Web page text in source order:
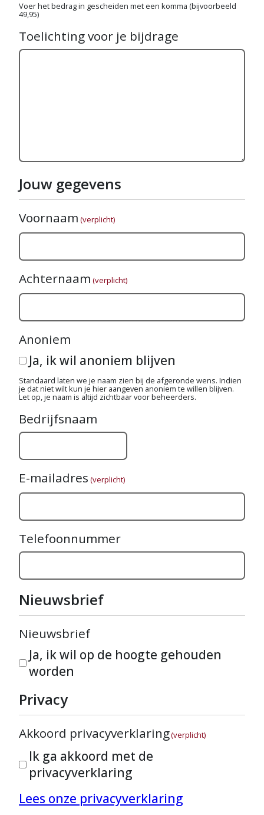
Voer het bedrag in gescheiden met een komma (bijvoorbeeld
49,95)
Toelichting voor je bijdrage
Jouw gegevens
Voornaam (verplicht)
Achternaam (verplicht)
Anoniem
Ja, ik wil anoniem blijven
Standaard laten we je naam zien bij de afgeronde wens. Indien
je dat niet wilt kun je hier aangeven anoniem te willen blijven.
Let op, je naam is altijd zichtbaar voor beheerders.
Bedrijfsnaam
E-mailadres (verplicht)
Telefoonnummer
Nieuwsbrief
Nieuwsbrief
Ja, ik wil op de hoogte gehouden
worden
Privacy
Akkoord privacyverklaring(verplicht)
Ik ga akkoord met de
privacyverklaring
Lees onze privacyverklaring